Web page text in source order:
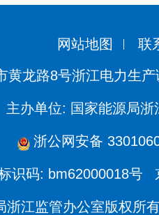
网站地图 联
黄龙路8号浙江电力生
主办单位: 国家能源局浙
浙公网安备
识码: bm62000018号
浙江监管办公室版权所